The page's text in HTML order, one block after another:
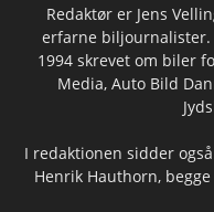
Redaktør er Jens
erfarne biljournalister.
1994 skrevet om biler
Media, Auto Bild
I redaktionen sidder
Henrik Hauthorn,